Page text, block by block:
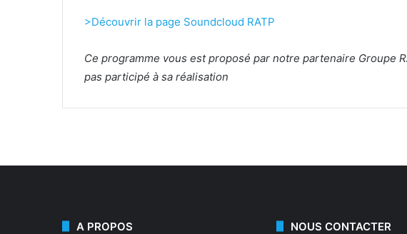
>Découvrir la page Soundcloud RATP
Ce programme vous est proposé par notre partenaire Groupe
pas participé à sa réalisation
A PROPOS NOUS CONTACTER